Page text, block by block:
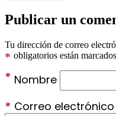
Publicar un
Tu dirección de correo
obligatorios están
*
Nombre
*
Correo electrónico
*